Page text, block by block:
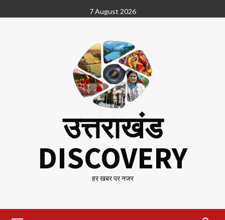
to
7 August 2026
उत्तराखंड
DISCOVERY
हर खबर पर नजर